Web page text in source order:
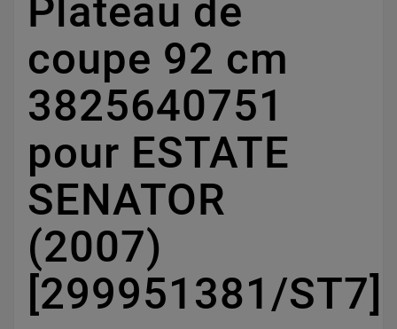
Plateau de
coupe 92 cm
3825640751
pour ESTATE
SENATOR
(2007)
[299951381/ST7]